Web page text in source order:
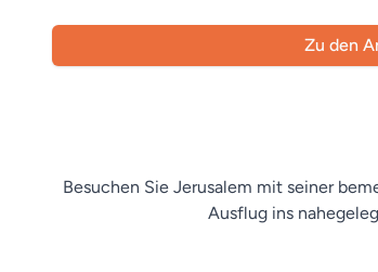
Zu den
Besuchen Sie Jerusalem mit seiner
Ausflug ins